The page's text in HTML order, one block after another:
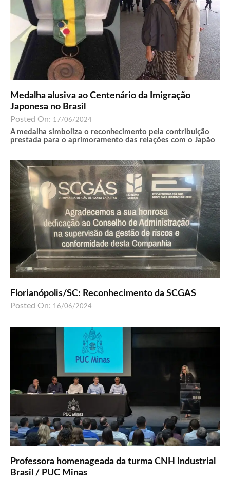
Medalha alusiva ao Centenário da Imigração
Japonesa no Brasil
Posted On: 17/06/2024
A medalha simboliza o reconhecimento pela contribuição
prestada para o aprimoramento das relações com o Japão
Florianópolis/SC: Reconhecimento da SCGAS
Posted On: 16/06/2024
Professora homenageada da turma CNH Industrial
Brasil / PUC Minas